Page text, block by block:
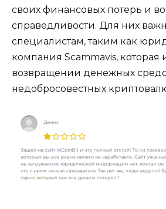
своих финансовых потерь и
справедливости. Для них
специалистам, таким как
компания Scammavis, которая
возвращении денежных
недобросовестных